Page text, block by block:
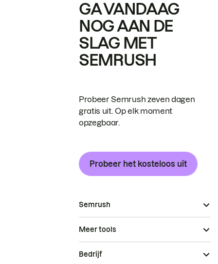
GA VANDAAG
NOG AAN DE
SLAG MET
SEMRUSH
Probeer Semrush zeven dagen
gratis uit. Op elk moment
opzegbaar.
Probeer het kosteloos uit
Semrush
Meer tools
Bedrijf